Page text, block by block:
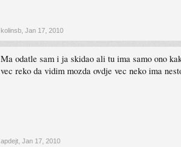
kolinsb Jan 17, 2010
Ma odatle sam i ja skidao ali tu ima samo ono
vec reko da vidim mozda ovdje vec neko ima
apdejt Jan 17, 2010